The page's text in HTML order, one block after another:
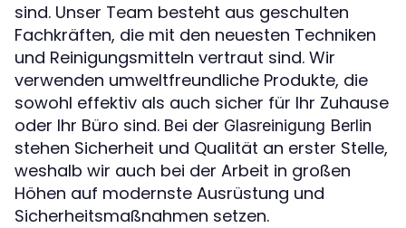
sind. Unser Team besteht aus geschulten
Fachkräften, die mit den neuesten Techniken
und Reinigungsmitteln vertraut sind. Wir
verwenden umweltfreundliche Produkte, die
sowohl effektiv als auch sicher für Ihr Zuhause
oder Ihr Büro sind. Bei der Glasreinigung Berlin
stehen Sicherheit und Qualität an erster Stelle,
weshalb wir auch bei der Arbeit in großen
Höhen auf modernste Ausrüstung und
Sicherheitsmaßnahmen setzen.